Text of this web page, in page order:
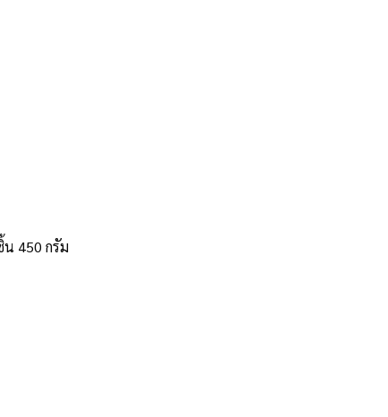
450 กรัม